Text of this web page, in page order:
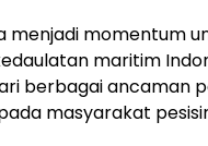
menjadi momentum
maritim
berbagai ancaman
masyarakat